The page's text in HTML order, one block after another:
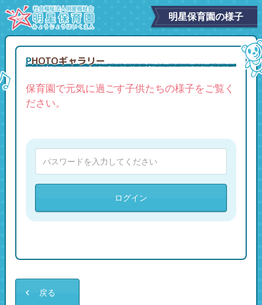
明星保育園の様子
PHOTOギャラリー
保育園で元気に過ごす子供たちの様子をご覧く
ださい。
戻る